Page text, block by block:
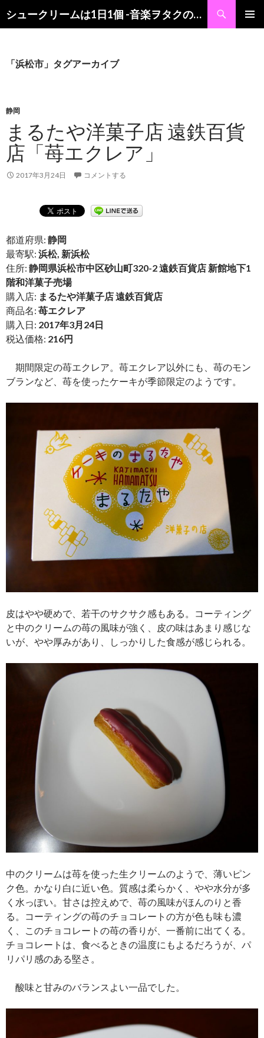
シュークリームは1日1個 -音楽ヲタクの食レポブログ-
索
ン
キ
プ
「浜松市」タグアーカイブ
静岡
まるたや洋菓子店 遠鉄百貨
店「苺エクレア」
2017年3月24日 コメントする
都道府県: 静岡
最寄駅: 浜松, 新浜松
住所: 静岡県浜松市中区砂山町320-2 遠鉄百貨店 新館地下1
階和洋菓子売場
購入店: まるたや洋菓子店 遠鉄百貨店
商品名: 苺エクレア
購入日: 2017年3月24日
税込価格: 216円
期間限定の苺エクレア。苺エクレア以外にも、苺のモン
ブランなど、苺を使ったケーキが季節限定のようです。
皮はやや硬めで、若干のサクサク感もある。コーティング
と中のクリームの苺の風味が強く、皮の味はあまり感じな
いが、やや厚みがあり、しっかりした食感が感じられる。
中のクリームは苺を使った生クリームのようで、薄いピン
ク色。かなり白に近い色。質感は柔らかく、やや水分が多
く水っぽい。甘さは控えめで、苺の風味がほんのりと香
る。コーティングの苺のチョコレートの方が色も味も濃
く、このチョコレートの苺の香りが、一番前に出てくる。
チョコレートは、食べるときの温度にもよるだろうが、パ
リパリ感のある堅さ。
酸味と甘みのバランスよい一品でした。